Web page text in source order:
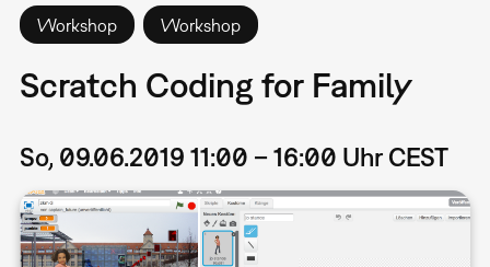
Workshop Workshop
Scratch Coding for Family
So, 09.06.2019 11:00 – 16:00 Uhr CEST